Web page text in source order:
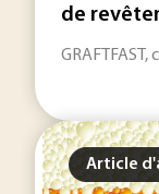
de
Article